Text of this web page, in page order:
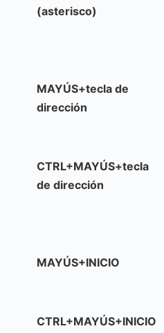
(asterisco)
MAYÚS+tecla de
dirección
CTRL+MAYÚS+tecla
de dirección
MAYÚS+INICIO
CTRL+MAYÚS+INICIO